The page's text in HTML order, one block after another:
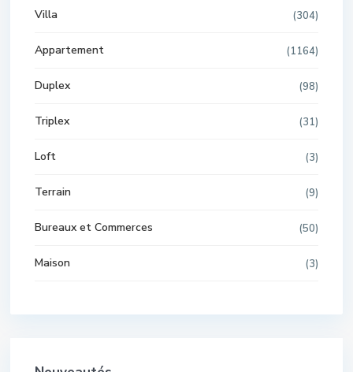
Villa (304)
Appartement (1164)
Duplex (98)
Triplex (31)
Loft (3)
Terrain (9)
Bureaux et Commerces (50)
Maison (3)